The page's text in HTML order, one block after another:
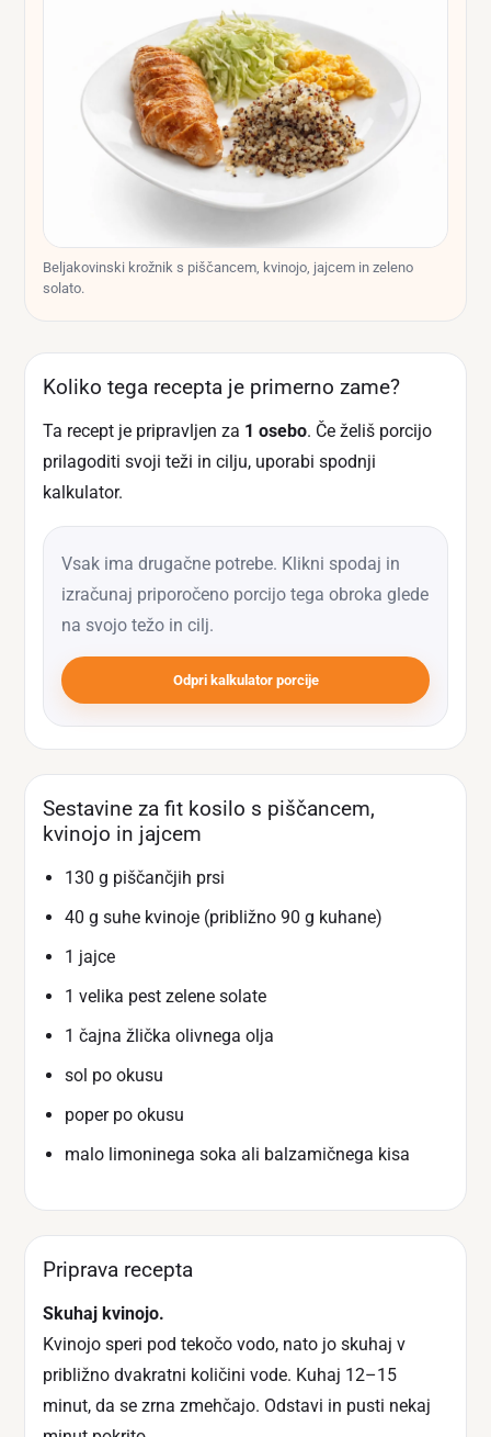
Beljakovinski krožnik s piščancem, kvinojo, jajcem in zeleno
solato.
Koliko tega recepta je primerno zame?
Ta recept je pripravljen za 1 osebo. Če želiš porcijo
prilagoditi svoji teži in cilju, uporabi spodnji
kalkulator.
Vsak ima drugačne potrebe. Klikni spodaj in
izračunaj priporočeno porcijo tega obroka glede
na svojo težo in cilj.
Odpri kalkulator porcije
Sestavine za fit kosilo s piščancem,
kvinojo in jajcem
130 g piščančjih prsi
40 g suhe kvinoje (približno 90 g kuhane)
1 jajce
1 velika pest zelene solate
1 čajna žlička olivnega olja
sol po okusu
poper po okusu
malo limoninega soka ali balzamičnega kisa
Priprava recepta
Skuhaj kvinojo.
Kvinojo speri pod tekočo vodo, nato jo skuhaj v
približno dvakratni količini vode. Kuhaj 12–15
minut, da se zrna zmehčajo. Odstavi in pusti nekaj